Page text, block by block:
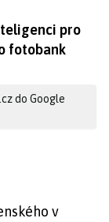
pro
fotobank
do Google
v